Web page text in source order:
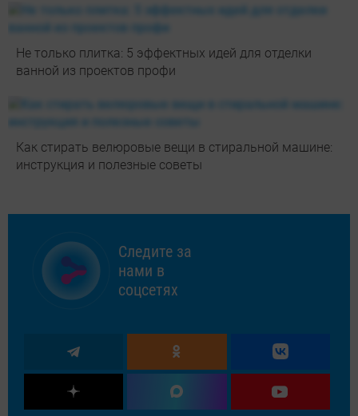
Не только плитка: 5 эффектных идей для отделки
ванной из проектов профи
Как стирать велюровые вещи в стиральной машине:
инструкция и полезные советы
Следите за
нами в
соцсетях